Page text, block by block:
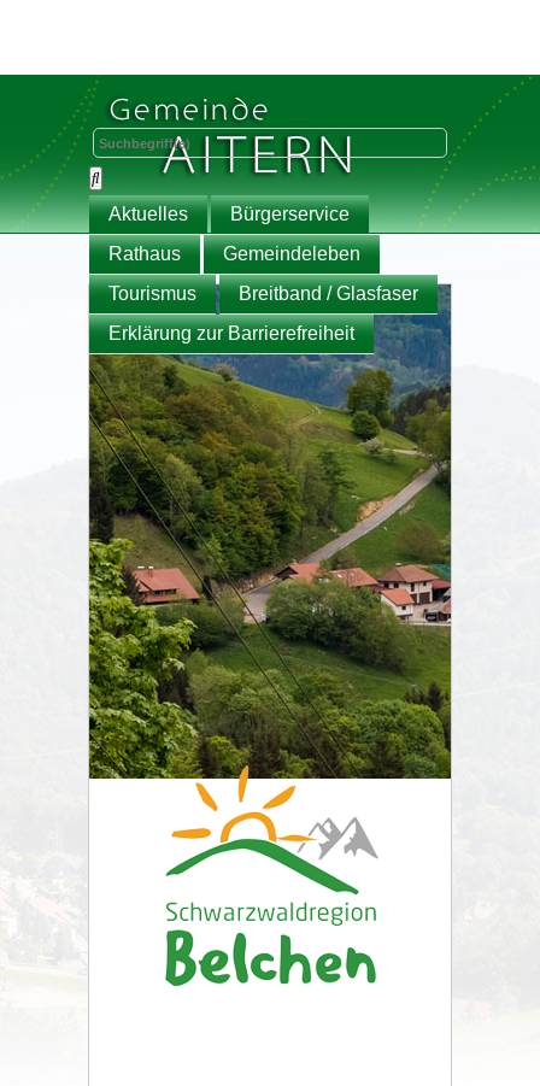
Aktuelles
Bürgerservice
Rathaus
Gemeindeleben
Tourismus
Breitband / Glasfaser
Erklärung zur Barrierefreiheit